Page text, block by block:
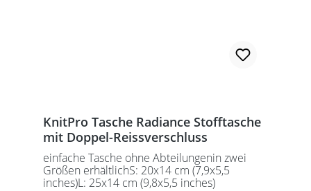
KnitPro Tasche Radiance Stofftasche
mit Doppel-Reissverschluss
einfache Tasche ohne Abteilungenin zwei
Größen erhältlichS: 20x14 cm (7,9x5,5
inches)L: 25x14 cm (9,8x5,5 inches)